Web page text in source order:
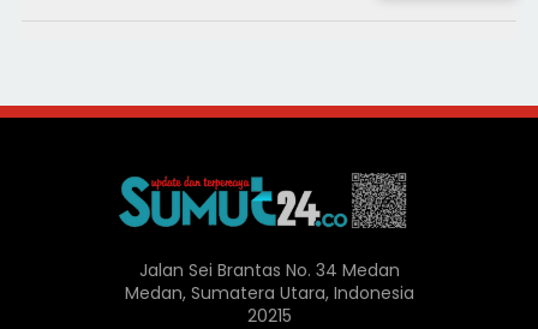
Jalan Sei Brantas No. 34 Medan
Medan, Sumatera Utara, Indonesia
20215